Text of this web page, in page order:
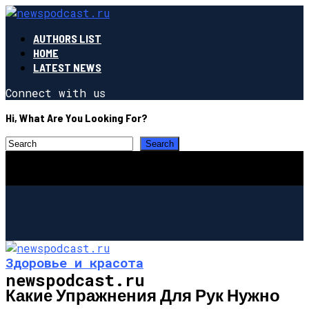
AUTHORS LIST
HOME
LATEST NEWS
Connect with us
Hi, What Are You Looking For?
newspodcast.ru
Здоровье и красота
Какие Упражнения Для Рук Нужно